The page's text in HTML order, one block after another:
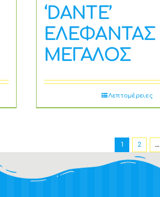
‘DANTE’
ΕΛΕΦΑΝΤΑΣ
ΜΕΓΑΛΟΣ
Λεπτομέρειες
1 2 …